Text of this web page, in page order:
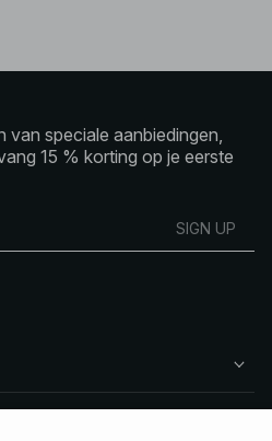
van speciale aanbiedingen,
15 % korting op je eerste
SIGN UP